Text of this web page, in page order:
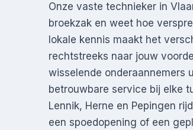
Onze vaste technieker in
broekzak en weet hoe
lokale kennis maakt het
rechtstreeks naar jouw
wisselende onderaannemers
betrouwbare service bij elke
Lennik, Herne en Pepingen
een spoedopening of een